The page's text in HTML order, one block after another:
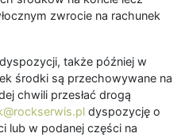
zwrocie na rachunek
także później w
środki są przechowywane na
chwili przesłać drogą
dyspozycję o
lub w podanej części na